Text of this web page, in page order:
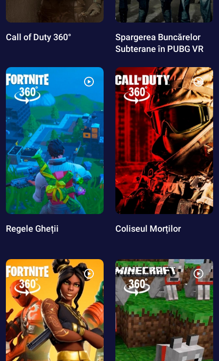
Call of Duty 360°
Spargerea Buncărelor
Subterane în PUBG VR
Regele Gheții Coliseul Morților